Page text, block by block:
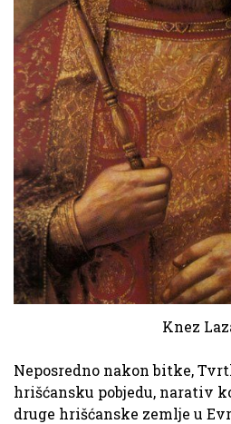
Knez
Neposredno nakon bitke,
hrišćansku pobjedu, narativ
druge hrišćanske zemlje u